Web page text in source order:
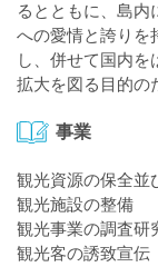
るとともに、島内
への愛情と誇りを
し、併せて国内
拡大を図る目的の
事業
観光資源の保全並
観光施設の整備
観光事業の調査研
観光客の誘致宣伝